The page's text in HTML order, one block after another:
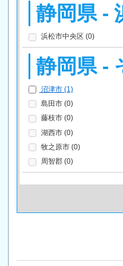
静岡県 -
浜松市中央区 (0)
静岡県 -
沼津市 (1)
島田市 (0)
藤枝市 (0)
湖西市 (0)
牧之原市 (0)
周智郡 (0)